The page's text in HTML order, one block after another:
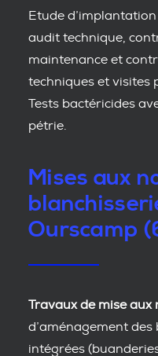
Etude
audit technique,
maintenance et
techniques et visites
Tests bactéricides
pétrie.
Mises aux
Ourscamp
Travaux de mise aux
d’aménagement
intégrées